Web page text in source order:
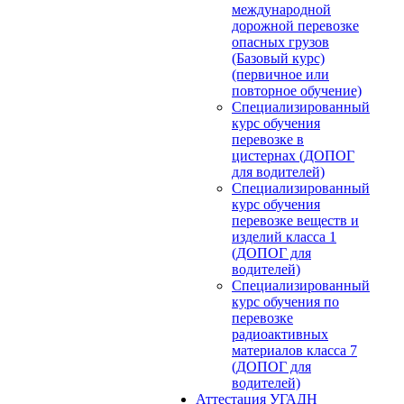
международной
дорожной перевозке
опасных грузов
(Базовый курс)
(первичное или
повторное обучение)
Специализированный
курс обучения
перевозке в
цистернах (ДОПОГ
для водителей)
Специализированный
курс обучения
перевозке веществ и
изделий класса 1
(ДОПОГ для
водителей)
Специализированный
курс обучения по
перевозке
радиоактивных
материалов класса 7
(ДОПОГ для
водителей)
Аттестация УГАДН